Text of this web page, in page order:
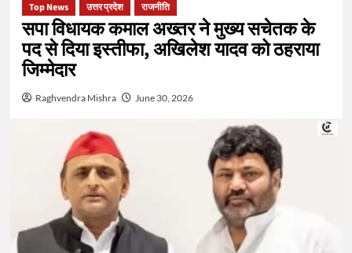
Top News उत्तर प्रदेश राजनीति
सपा विधायक कमाल अख्तर ने मुख्य सचेतक के
पद से दिया इस्तीफा, अखिलेश यादव को ठहराया
जिम्मेदार
Raghvendra Mishra June 30, 2026